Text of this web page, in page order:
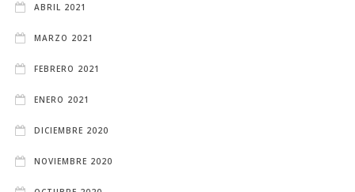
ABRIL 2021
MARZO 2021
FEBRERO 2021
ENERO 2021
DICIEMBRE 2020
NOVIEMBRE 2020